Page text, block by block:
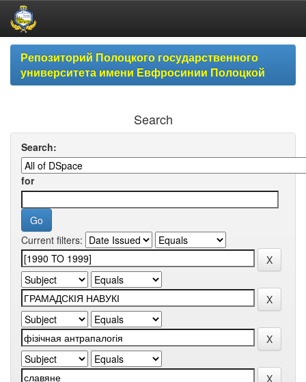
Skip
navigationРепозиторий Полоцкого государственного
университета имени Евфросинии Полоцкой
Search
Search:
for
Current filters: